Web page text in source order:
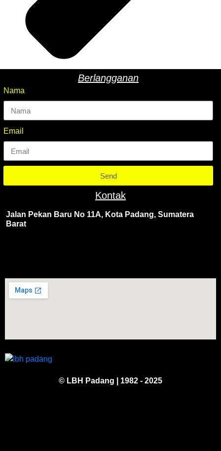
Berlangganan
Nama
Email
Send
Kontak
Jalan Pekan Baru No 11A, Kota Padang, Sumatera
Barat
© LBH Padang | 1982 - 2025